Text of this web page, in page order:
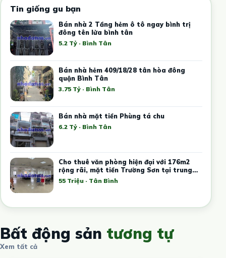
Tin giống gu bạn
Bán nhà 2 Tầng hẻm ô tô ngay bình trị
đông tên lửa bình tân
5.2 Tỷ · Bình Tân
Bán nhà hẻm 409/18/28 tân hòa đông
quận Bình Tân
3.75 Tỷ · Bình Tân
Bán nhà mặt tiền Phùng tá chu
6.2 Tỷ · Bình Tân
Cho thuê văn phòng hiện đại với 176m2
rộng rãi, mặt tiền Trường Sơn tại trung
tâm Tân Bình
55 Triệu · Tân Bình
Bất động sản tương tự
Xem tất cả